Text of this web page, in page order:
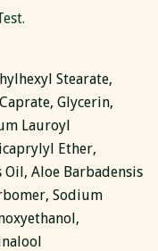
Stearate,
Glycerin,
Lauroyl
Ether,
Aloe Barbadensis
Sodium